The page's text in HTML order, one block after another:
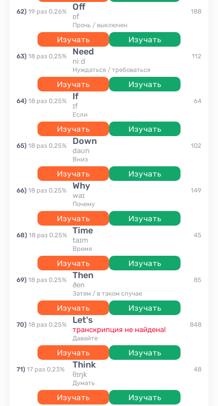
62) 19 раз 0.26% off
ɒf
прочь / выключен
Изучать Изучать
188
63) 18 раз 0.25% need
niːd
нуждаться / требоваться
Изучать Изучать
112
64) 18 раз 0.25% if
ɪf
если
Изучать Изучать
64
65) 18 раз 0.25% down
daʊn
вниз
Изучать Изучать
102
66) 18 раз 0.25% why
waɪ
почему
Изучать Изучать
149
68) 18 раз 0.25% time
taɪm
время
Изучать Изучать
45
69) 18 раз 0.25% then
ðen
затем / в таком случае
Изучать Изучать
85
70) 18 раз 0.25% let's
транскрипция не найдена!
давайте
Изучать Изучать
848
71) 17 раз 0.23% think
θɪŋk
думать
Изучать Изучать
48